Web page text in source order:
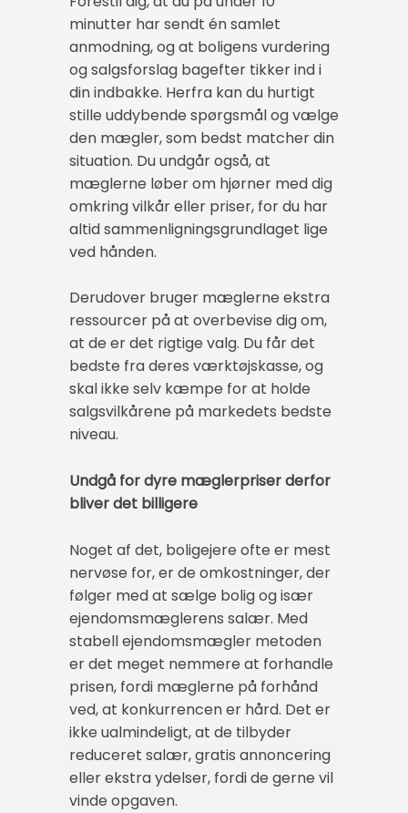
minutter har sendt én samlet
anmodning, og at boligens vurdering
og salgsforslag bagefter tikker ind i
din indbakke. Herfra kan du hurtigt
stille uddybende spørgsmål og vælge
den mægler, som bedst matcher din
situation. Du undgår også, at
mæglerne løber om hjørner med dig
omkring vilkår eller priser, for du har
altid sammenligningsgrundlaget lige
ved hånden.
Derudover bruger mæglerne ekstra
ressourcer på at overbevise dig om,
at de er det rigtige valg. Du får det
bedste fra deres værktøjskasse, og
skal ikke selv kæmpe for at holde
salgsvilkårene på markedets bedste
niveau.
Undgå for dyre mæglerpriser derfor
bliver det billigere
Noget af det, boligejere ofte er mest
nervøse for, er de omkostninger, der
følger med at sælge bolig og især
ejendomsmæglerens salær. Med
stabell ejendomsmægler metoden
er det meget nemmere at forhandle
prisen, fordi mæglerne på forhånd
ved, at konkurrencen er hård. Det er
ikke ualmindeligt, at de tilbyder
reduceret salær, gratis annoncering
eller ekstra ydelser, fordi de gerne vil
vinde opgaven.